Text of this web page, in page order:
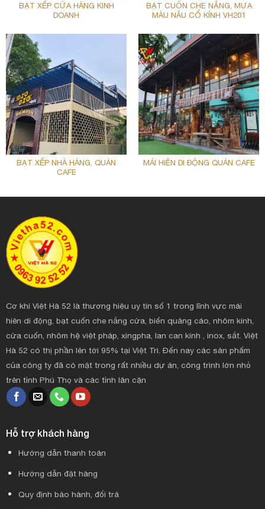
BẠT XẾP CỬA HÀNG KINH
DOANH
BẠT CUỐN CHE NẮNG, MƯA
MÀU NÂU CỔ KÍNH VH201
BẠT XẾP NHÀ HÀNG, QUÁN
CAFE
MÁI HIÊN DI ĐỘNG QUÁN CAFE
Cơ khí Việt Hà 52 là thương hiệu uy tín số 1 trong lĩnh vực mái
hiên di động, bạt cuốn che nắng cửa, biển quảng cáo, nhôm kính,
cửa cuốn, nhôm hệ việt pháp, xingpha, lan can kính , inox, sắt. Việt
Hà 52 có thị phần lên tới 95% tại Việt Trì. Đến nay các sản phẩm
của công ty đã có mặt trong rất nhiều dự án, công trình lớn nhỏ
trên tỉnh Phú Thọ và các tỉnh lân cận
Hỗ trợ khách hàng
Hướng dẫn thanh toán
Hướng dẫn đặt hàng
Quy định bảo hành, đổi trả